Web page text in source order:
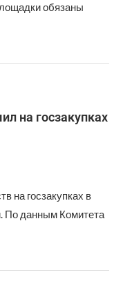
обязаны
на госзакупках
на госзакупках в
По данным Комитета